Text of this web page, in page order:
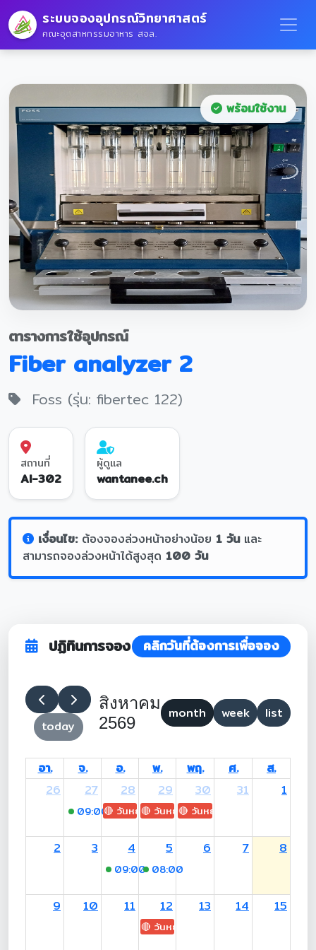
ระบบจองอุปกรณ์วิทยาศาสตร์
คณะอุตสาหกรรมอาหาร สจล.
พร้อมใช้งาน
ตารางการใช้อุปกรณ์
Fiber analyzer 2
Foss (รุ่น: fibertec 122)
สถานที่
AI-302
ผู้ดูแล
wantanee.ch
เงื่อนไข:ต้องจองล่วงหน้าอย่างน้อย 1 วันและ
สามารถจองล่วงหน้าได้สูงสุด 100 วัน
ปฏิทินการจอง คลิกวันที่ต้องการเพื่อจอง
today
สิงหาคม
2569
month week list
อา. จ. อ. พ. พฤ. ศ.
ส.
26
27
09:00-17:00 (อ.สุเมธี)
28
🔴 วันหยุด: H.M. King Maha Vajiralongkorn's
29
🔴 วันหยุด: Asanha Bucha Day
30
🔴 วันหยุด: Buddhist Lent
31 1
2 3 4
09:00-17:00 (อ.สุเมธี)
5
08:00
6 7 8
9 10 11 12
🔴 วันหยุด: H.M. Queen Sirikit The
13 14 15